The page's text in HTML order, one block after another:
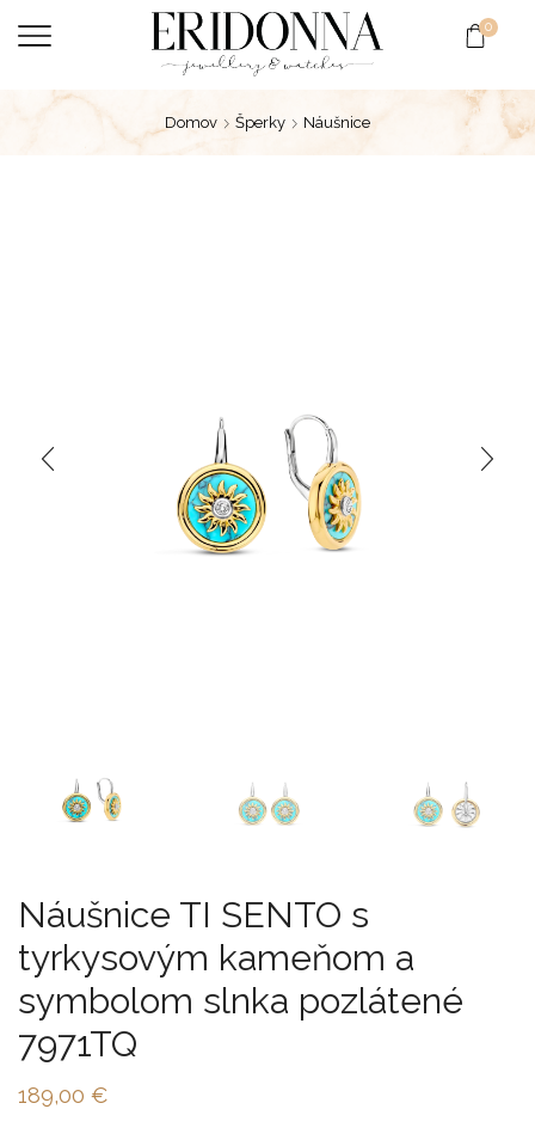
0
Domov Šperky Náušnice
Náušnice TI SENTO s
tyrkysovým kameňom a
symbolom slnka pozlátené
7971TQ
189,00 €